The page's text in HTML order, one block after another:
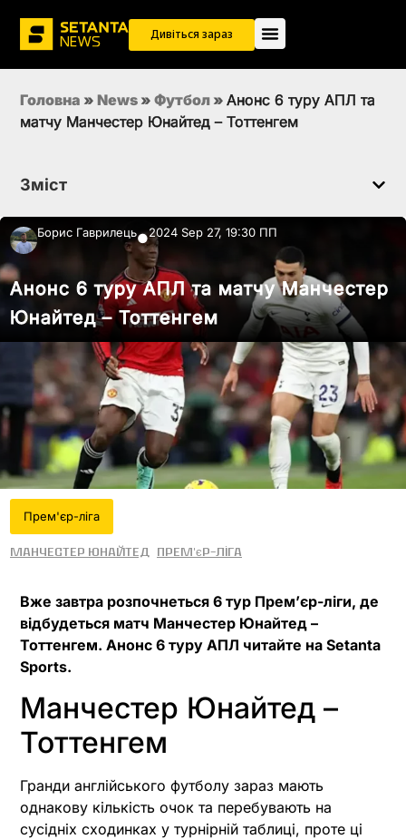
Дивіться зараз
Головна » News » Футбол » Анонс 6 туру АПЛ та
матчу Манчестер Юнайтед – Тоттенгем
Зміст
Борис Гаврилець●2024 Sep 27, 19:30 ПП
Анонс 6 туру АПЛ та матчу Манчестер
Юнайтед – Тоттенгем
Прем'єр-ліга
Манчестер Юнайтед Прем'єр-ліга
Вже завтра розпочнеться 6 тур Прем’єр-ліги, де
відбудеться матч Манчестер Юнайтед –
Тоттенгем. Анонс 6 туру АПЛ читайте на Setanta
Sports.
Манчестер Юнайтед –
Тоттенгем
Гранди англійського футболу зараз мають
однакову кількість очок та перебувають на
сусідніх сходинках у турнірній таблиці, проте ці